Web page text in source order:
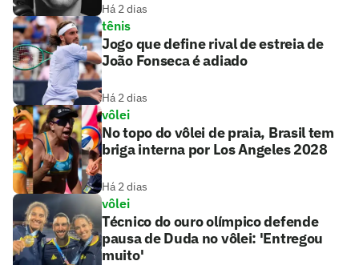
Há 2 dias
tênis
Jogo que define rival de estreia de
João Fonseca é adiado
Há 2 dias
vôlei
No topo do vôlei de praia, Brasil tem
briga interna por Los Angeles 2028
Há 2 dias
vôlei
Técnico do ouro olímpico defende
pausa de Duda no vôlei: 'Entregou
muito'